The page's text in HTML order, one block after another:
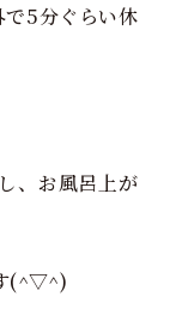
5分ぐらい休
、お風呂上が
(^▽^)